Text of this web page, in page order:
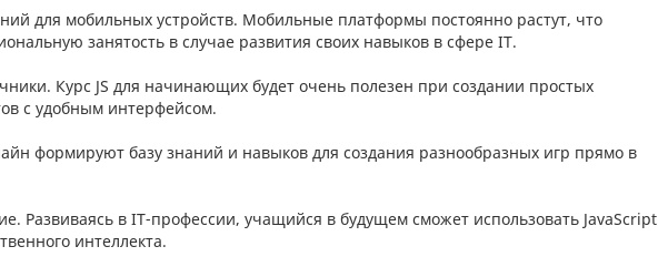
для мобильных устройств. Мобильные платформы постоянно растут, что
занятость в случае развития своих навыков в сфере IT.
Курс JS для начинающих будет очень полезен при создании простых
с удобным интерфейсом.
формируют базу знаний и навыков для создания разнообразных игр прямо в
Развиваясь в IT-профессии, учащийся в будущем сможет использовать JavaScript
интеллекта.